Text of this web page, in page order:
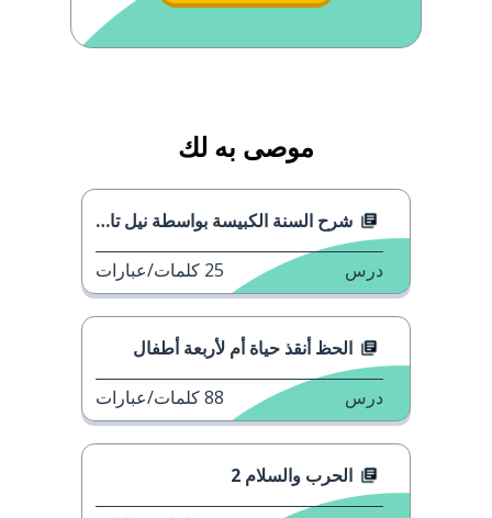
موصى به لك
شرح السنة الكبيسة بواسطة نيل تايسون
درس 25 كلمات/عبارات
الحظ أنقذ حياة أم لأربعة أطفال
درس 88كلمات/عبارات
الحرب والسلام 2